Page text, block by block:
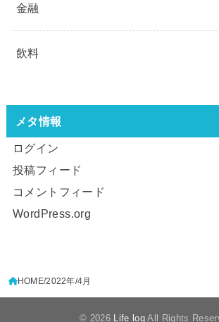
金融
飲料
メタ情報
ログイン
投稿フィード
コメントフィード
WordPress.org
HOME 2022年 4月
© 2026 Life log All Rights